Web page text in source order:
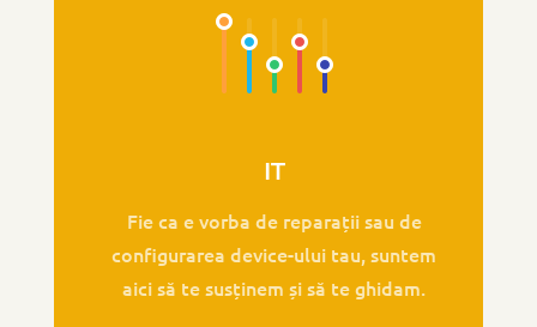
IT
Fie ca e vorba de reparații sau de
configurarea device-ului tau, suntem
aici să te susținem și să te ghidam.